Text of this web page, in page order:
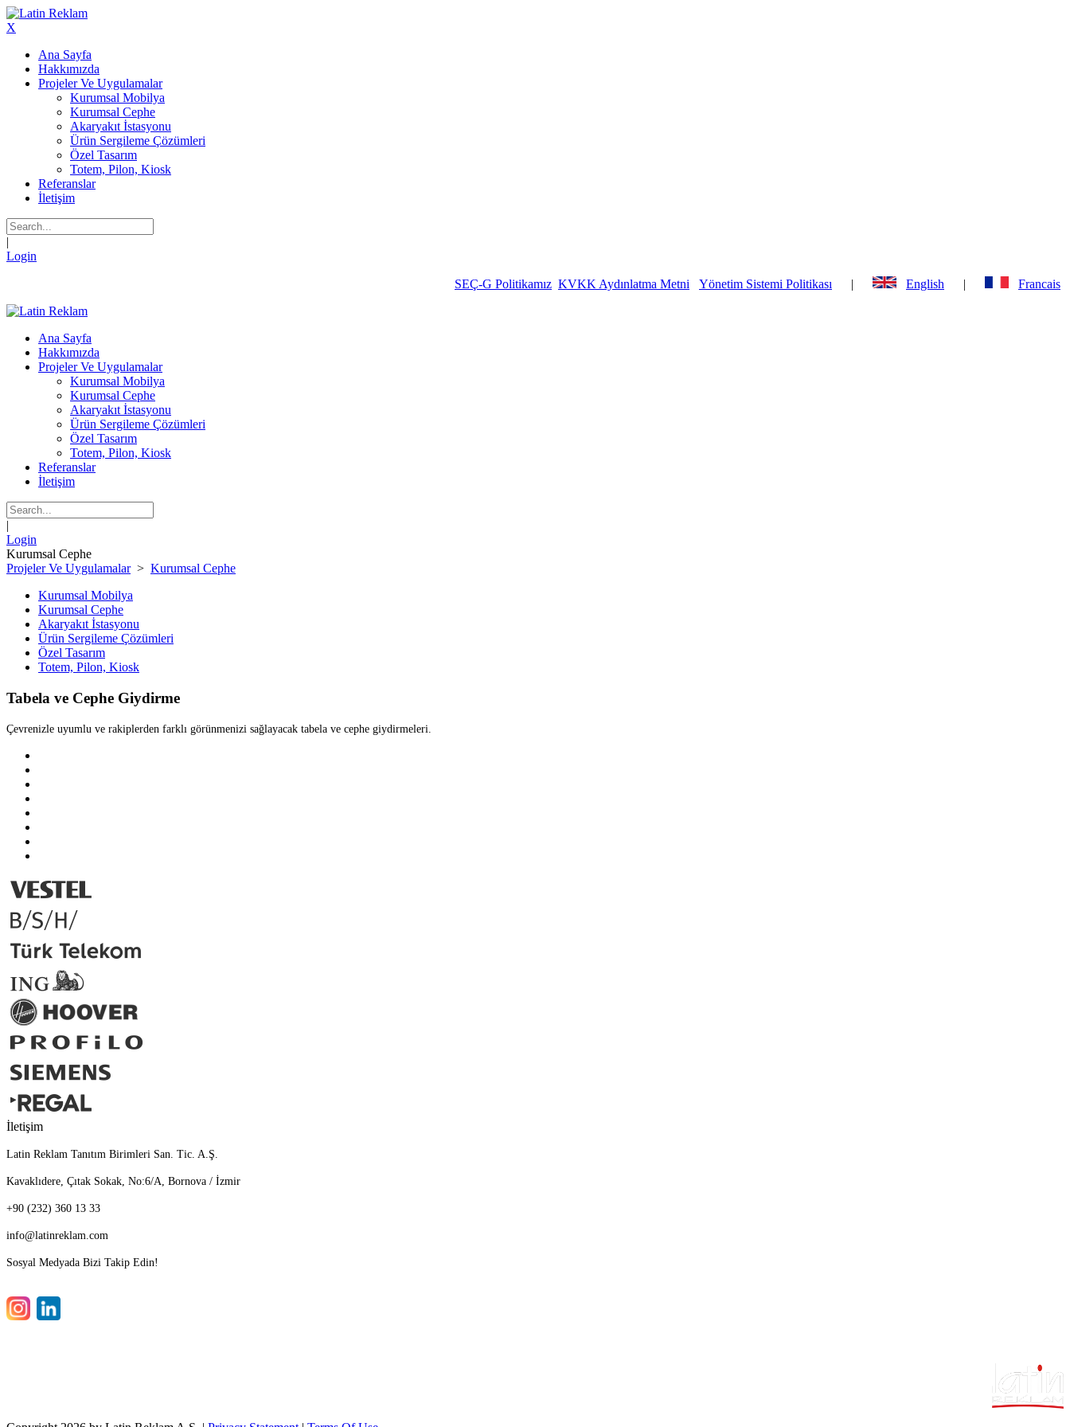
X
Ana Sayfa
Hakkımızda
Projeler Ve Uygulamalar
Kurumsal Mobilya
Kurumsal Cephe
Akaryakıt İstasyonu
Ürün Sergileme Çözümleri
Özel Tasarım
Totem, Pilon, Kiosk
Referanslar
İletişim
|
Login
SEÇ-G Politikamız KVKK Aydınlatma Metni Yönetim Sistemi Politikası | English | Francais
Ana Sayfa
Hakkımızda
Projeler Ve Uygulamalar
Kurumsal Mobilya
Kurumsal Cephe
Akaryakıt İstasyonu
Ürün Sergileme Çözümleri
Özel Tasarım
Totem, Pilon, Kiosk
Referanslar
İletişim
|
Login
Kurumsal Cephe
Projeler Ve Uygulamalar> Kurumsal Cephe
Kurumsal Mobilya
Kurumsal Cephe
Akaryakıt İstasyonu
Ürün Sergileme Çözümleri
Özel Tasarım
Totem, Pilon, Kiosk
Tabela ve Cephe Giydirme
Çevrenizle uyumlu ve rakiplerden farklı görünmenizi sağlayacak tabela ve cephe giydirmeleri.
İletişim
Latin Reklam Tanıtım Birimleri San. Tic. A.Ş.
Kavaklıdere, Çıtak Sokak, No:6/A, Bornova / İzmir
+90 (232) 360 13 33
info@latinreklam.com
Sosyal Medyada Bizi Takip Edin!